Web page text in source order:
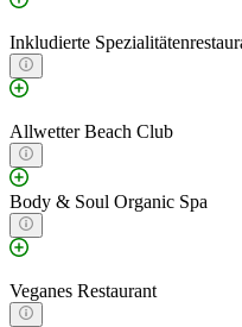
Inkludierte
Allwetter Beach Club
Body & Soul Organic Spa
Veganes Restaurant